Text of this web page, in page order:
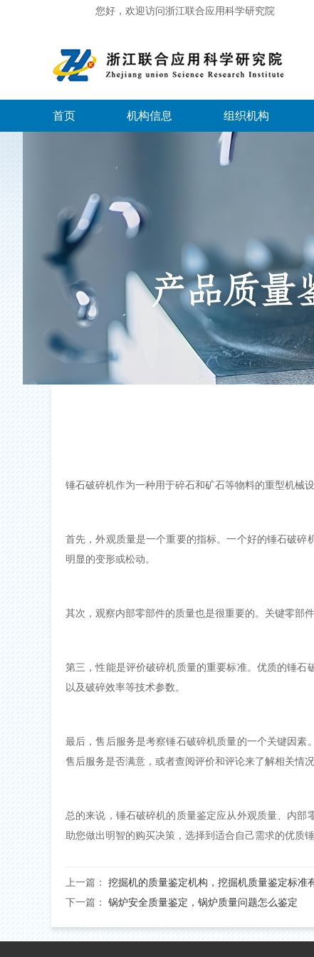
您好，欢迎访问浙江联合应用科学研究院
首页 机构信息 组织机构
锤石破碎机作为一种用于碎石和矿石等物料的重型机械
首先，外观质量是一个重要的指标。一个好的锤石破
明显的变形或松动。
其次，观察内部零部件的质量也是很重要的。关键零部
第三，性能是评价破碎机质量的重要标准。优质的锤
以及破碎效率等技术参数。
最后，售后服务是考察锤石破碎机质量的一个关键因
售后服务是否满意，或者查阅评价和评论来了解相关情况
总的来说，锤石破碎机的质量鉴定应从外观质量、内
助您做出明智的购买决策，选择到适合自己需求的优质锤
上一篇： 挖掘机的质量鉴定机构，挖掘机质量鉴定标准
下一篇： 锅炉安全质量鉴定，锅炉质量问题怎么鉴定